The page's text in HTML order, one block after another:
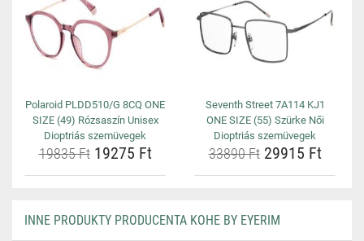
Polaroid PLDD510/G 8CQ ONE
SIZE (49) Rózsaszín Unisex
Dioptriás szemüvegek
19835 Ft19275 Ft
Seventh Street 7A114 KJ1
ONE SIZE (55) Szürke Női
Dioptriás szemüvegek
33890 Ft29915 Ft
INNE PRODUKTY PRODUCENTA KOHE BY EYERIM